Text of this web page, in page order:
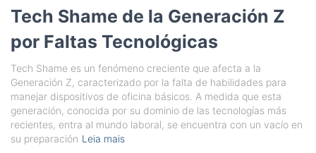
Tech Shame de la Generación Z
por Faltas Tecnológicas
Tech Shame es un fenómeno creciente que afecta a la
Generación Z, caracterizado por la falta de habilidades para
manejar dispositivos de oficina básicos. A medida que esta
generación, conocida por su dominio de las tecnologías más
recientes, entra al mundo laboral, se encuentra con un vacío en
su preparación Leia mais